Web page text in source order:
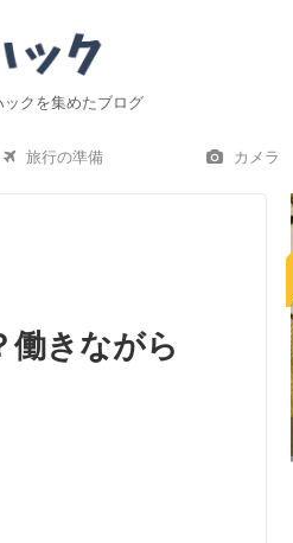
クを集めたブログ
旅行の準備 カメラ
働きながら